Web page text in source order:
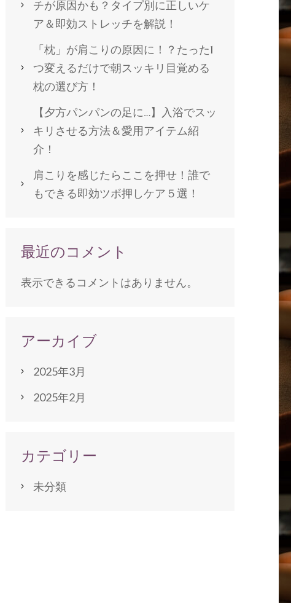
チが原因かも？タイプ別に正しいケ
ア＆即効ストレッチを解説！
「枕」が肩こりの原因に！？たった1
つ変えるだけで朝スッキリ目覚める
枕の選び方！
【夕方パンパンの足に…】入浴でスッ
キリさせる方法＆愛用アイテム紹
介！
肩こりを感じたらここを押せ！誰で
もできる即効ツボ押しケア５選！
最近のコメント
表示できるコメントはありません。
アーカイブ
2025年3月
2025年2月
カテゴリー
未分類